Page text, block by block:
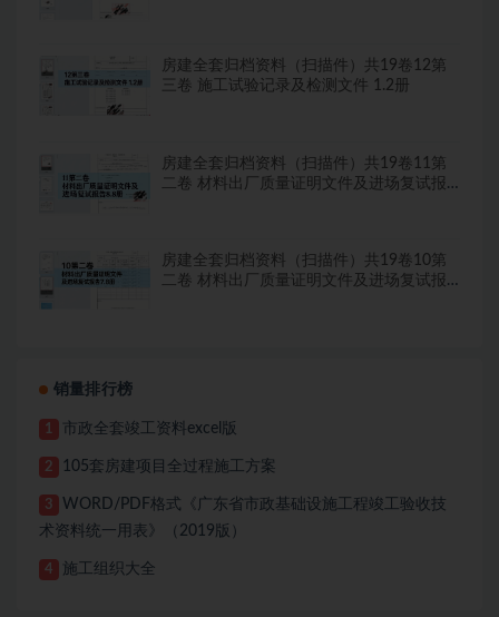
房建全套归档资料（扫描件）共19卷12第
三卷 施工试验记录及检测文件 1.2册
房建全套归档资料（扫描件）共19卷11第
二卷 材料出厂质量证明文件及进场复试报
房建全套归档资料（扫描件）共19卷10第
二卷 材料出厂质量证明文件及进场复试报
销量排行榜
1 市政全套竣工资料excel版
2 105套房建项目全过程施工方案
3
WORD/PDF格式《广东省市政基础设施工程竣工验收技
术资料统一用表》（2019版）
4 施工组织大全